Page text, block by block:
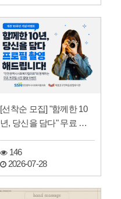
[선착순 모집] "함께한 10
년, 당신을 담다" 무료 프
146
2026-07-28